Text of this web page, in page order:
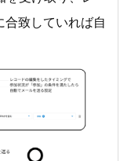
致していれば自